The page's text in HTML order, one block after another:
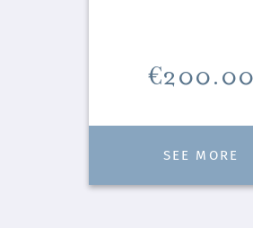
Price
€200.00
SEE MORE